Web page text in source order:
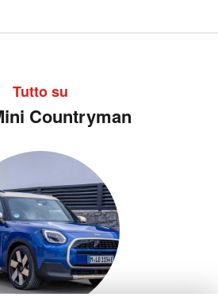
Tutto su
Countryman